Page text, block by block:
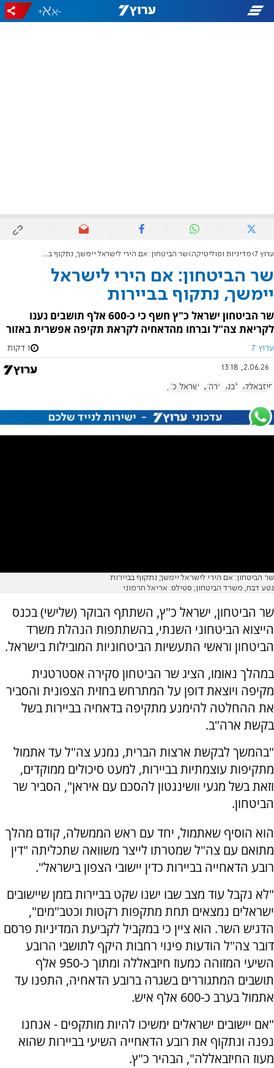
-
+
ערוץ 7 מדיניות ופוליטיקה שר הביטחון: אם הירי לישראל יימשך, נתקוף בביירות
שר הביטחון: אם הירי לישראל
יימשך, נתקוף בביירות
שר הביטחון ישראל כ"ץ חשף כי כ-600 אלף תושבים נענו
לקריאת צה"ל וברחו מהדאחיה לקראת תקיפה אפשרית באזור
ערוץ 7 1 דקות
2.06.26, 13:18
חיזבאללה לבנון ארה"ב ישראל כ"ץ
שר הביטחון: אם הירי לישראל יימשך, נתקוף בביירות
נטע דבח, משרד הביטחון; סטילס: אריאל חרמוני
שר הביטחון, ישראל כ"ץ, השתתף הבוקר (שלישי) בכנס
הייצוא הביטחוני השנתי, בהשתתפות הנהלת משרד
הביטחון וראשי התעשיות הביטחוניות המובילות בישראל.
במהלך נאומו, הציג שר הביטחון סקירה אסטרטגית
מקיפה ויוצאת דופן על המתרחש בחזית הצפונית והסביר
את ההחלטה להימנע מתקיפה בדאחיה בביירות בשל
בקשת ארה"ב.
"בהמשך לבקשת ארצות הברית, נמנע צה"ל עד אתמול
מתקיפות עוצמתיות בביירות, למעט סיכולים ממוקדים,
וזאת בשל מגעי וושינגטון להסכם עם איראן", הסביר שר
הביטחון.
הוא הוסיף שאתמול, יחד עם ראש הממשלה, קודם מהלך
מתואם עם צה"ל שמטרתו לייצר משוואה שתכליתה "דין
רובע הדאחייה בביירות כדין יישובי הצפון בישראל".
"לא נקבל עוד מצב שבו ישנו שקט בביירות בזמן שיישובים
ישראלים נמצאים תחת מתקפות רקטות וכטב"מים",
הדגיש השר. הוא ציין כי במקביל לקביעת המדיניות פרסם
דובר צה"ל הודעות פינוי רחבות היקף לתושבי הרובע
השיעי המזוהה כמעוז חיזבאללה ומתוך כ-950 אלף
תושבים המתגוררים בשגרה ברובע הדאחיה, התפנו עד
אתמול בערב כ-600 אלף איש.
"אם יישובים ישראלים ימשיכו להיות מותקפים - אנחנו
נפנה ונתקוף את רובע הדאחייה השיעי בביירות שהוא
מעוז החיזבאללה", הבהיר כ"ץ.